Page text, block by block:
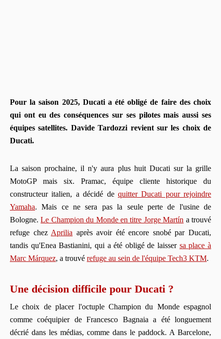
Pour la saison 2025, Ducati a été obligé de faire des choix
qui ont eu des conséquences sur ses pilotes mais aussi ses
équipes satellites. Davide Tardozzi revient sur les choix de
Ducati.
La saison prochaine, il n'y aura plus huit Ducati sur la grille
MotoGP mais six. Pramac, équipe cliente historique du
constructeur italien, a décidé de quitter Ducati pour rejoindre
Yamaha. Mais ce ne sera pas la seule perte de l'usine de
Bologne.Le Champion du Monde en titre Jorge Martín a trouvé
refuge chez Aprilia après avoir été encore snobé par Ducati,
tandis qu'Enea Bastianini, qui a été obligé de laisser sa place à
Marc Márquez, a trouvé refuge au sein de l'équipe Tech3 KTM.
Une décision difficile pour Ducati ?
Le choix de placer l'octuple Champion du Monde espagnol
comme coéquipier de Francesco Bagnaia a été longuement
décrié dans les médias, comme dans le paddock. A Barcelone,